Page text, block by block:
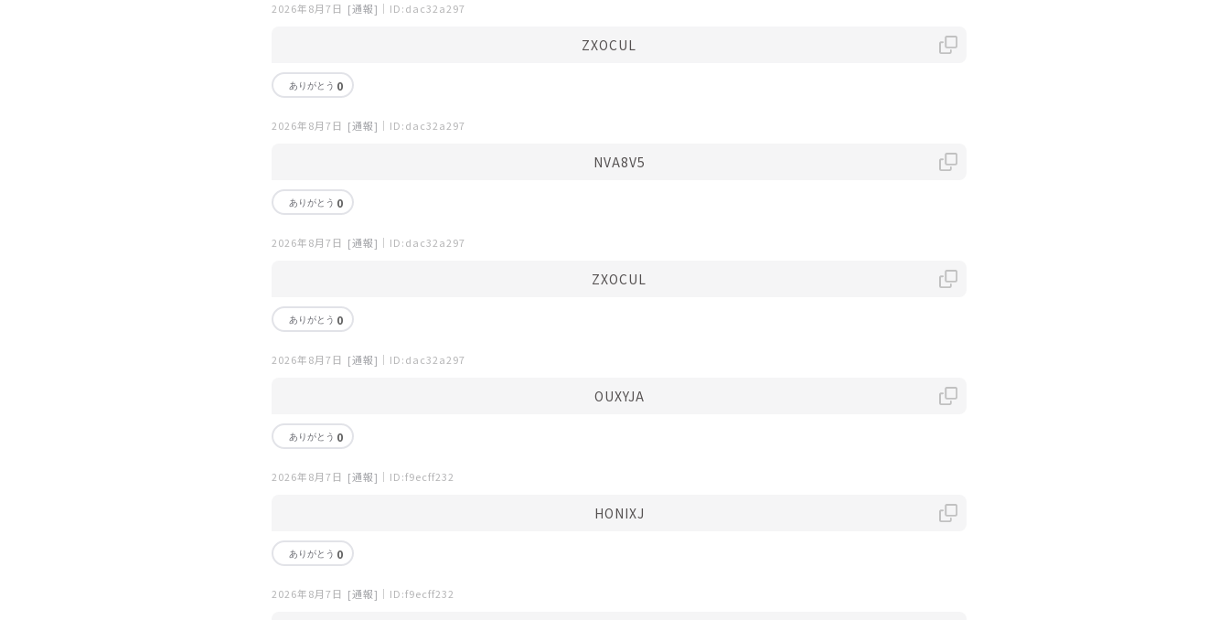
2026年8月7日 [通報] ｜ID:dac32a297
ZXOCUL⠀⠀
0
2026年8月7日 [通報] ｜ID:dac32a297
NVA8V5
0
2026年8月7日 [通報] ｜ID:dac32a297
ZXOCUL
0
2026年8月7日 [通報] ｜ID:dac32a297
OUXYJA
0
2026年8月7日 [通報] ｜ID:f9ecff232
HONIXJ
0
2026年8月7日 [通報] ｜ID:f9ecff232